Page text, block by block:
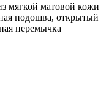
мягкой матовой кожи
подошва, открытый
перемычка